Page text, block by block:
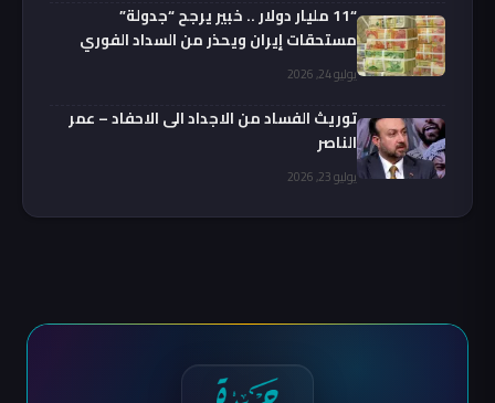
“11 مليار دولار .. خبير يرجح “جدولة”
مستحقات إيران ويحذر من السداد الفوري
يوليو 24, 2026
توريث الفساد من الاجداد الى الاحفاد – عمر
الناصر
يوليو 23, 2026